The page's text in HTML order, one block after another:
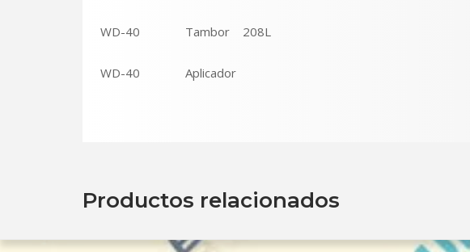
WD-40 Tambor 208L
WD-40 Aplicador
Productos relacionados